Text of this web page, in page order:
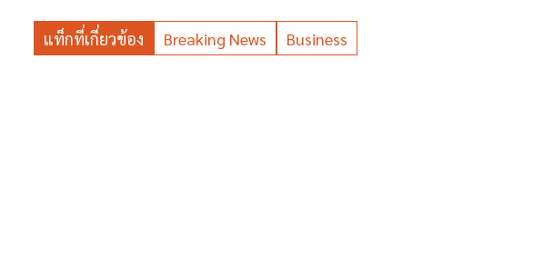
แท็กที่เกี่ยวข้อง Breaking News Business